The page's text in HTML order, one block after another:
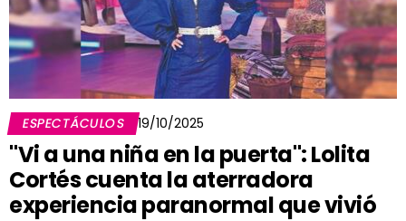
ESPECTÁCULOS 19/10/2025
"Vi a una niña en la puerta": Lolita
Cortés cuenta la aterradora
experiencia paranormal que vivió